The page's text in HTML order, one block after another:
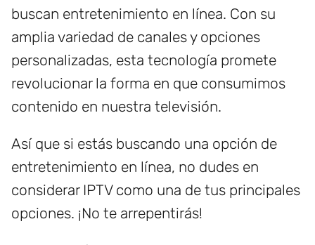
buscan entretenimiento en línea. Con su
amplia variedad de canales y opciones
personalizadas, esta tecnología promete
revolucionar la forma en que consumimos
contenido en nuestra televisión.
Así que si estás buscando una opción de
entretenimiento en línea, no dudes en
considerar IPTV como una de tus principales
opciones. ¡No te arrepentirás!